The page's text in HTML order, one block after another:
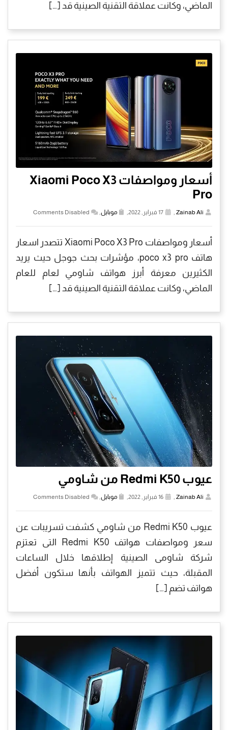
الماضي، وكانت عملاقة التقنية الصينية قد […]
أسعار ومواصفات Xiaomi Poco X3
Pro
Zainab Ali
, موبايل,
Comments Disabled
أسعار ومواصفات Xiaomi Poco X3 Pro تتصدر اسعار
هاتف poco x3 pro، مؤشرات بحث جوجل حيث يريد
الكثيرين معرفة أبرز هواتف شاومي لعام للعام
الماضي، وكانت عملاقة التقنية الصينية قد […]
عيوب Redmi K50 من شاومي
Zainab Ali
, موبايل,
Comments Disabled
عيوب Redmi K50 من شاومي كشفت تسريبات عن
سعر ومواصفات هواتف Redmi K50 التى تعتزم
شركة شاومى الصينية إطلاقها خلال الساعات
المقبلة، حيث تتميز الهواتف بأنها ستكون أفضل
هواتف تضم […]